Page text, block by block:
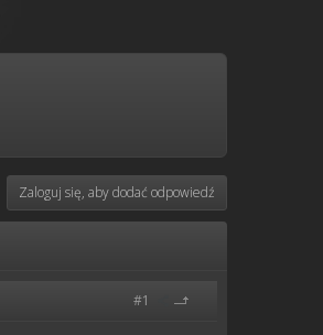
Zaloguj się, aby dodać odpowiedź
#1